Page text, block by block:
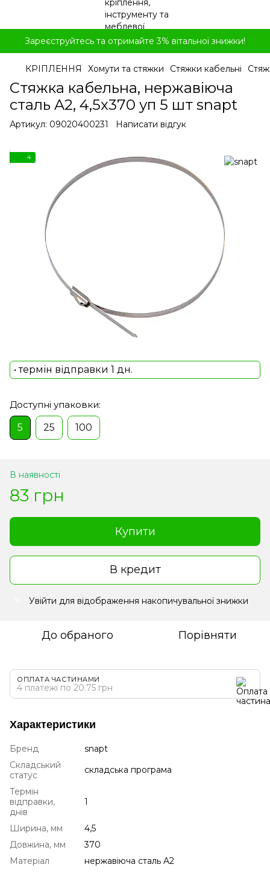
Зареєструйтесь та отримайте 3% вітальної знижки!
КРІПЛЕННЯ Хомути та стяжки Стяжки кабельні
Стяжка кабельна, нержавіюча
сталь A2, 4,5x370 уп 5 шт snapt
Артикул: 09020400231 Написати відгук
4
• термін відправки 1 дн.
Доступні упаковки:
5
25 100
В наявності
83 грн
Купити
В кредит
Увійти для відображення накопичувальної знижки
До обраного Порівняти
ОПЛАТА ЧАСТИНАМИ
4 платежі по 20.75 грн
Характеристики
Бренд
snapt
Складський
статус
складська програма
Термін
відправки,
днів
1
Ширина, мм
4,5
Довжина, мм
370
Матеріал
нержавіюча сталь A2